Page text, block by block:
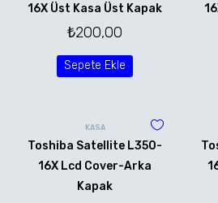
16X Üst Kasa Üst Kapak
₺200,00
Sepete Ekle
KASA
Toshiba Satellite L350-
16X Lcd Cover-Arka
Kapak